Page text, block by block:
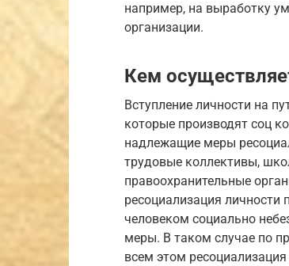
например, на выработку
организации.
Кем
Вступление личности на
которые производят соц
надлежащие меры
трудовые коллективы,
правоохранительные
ресоциализация
человеком социально
меры. В таком случае по
всем этом